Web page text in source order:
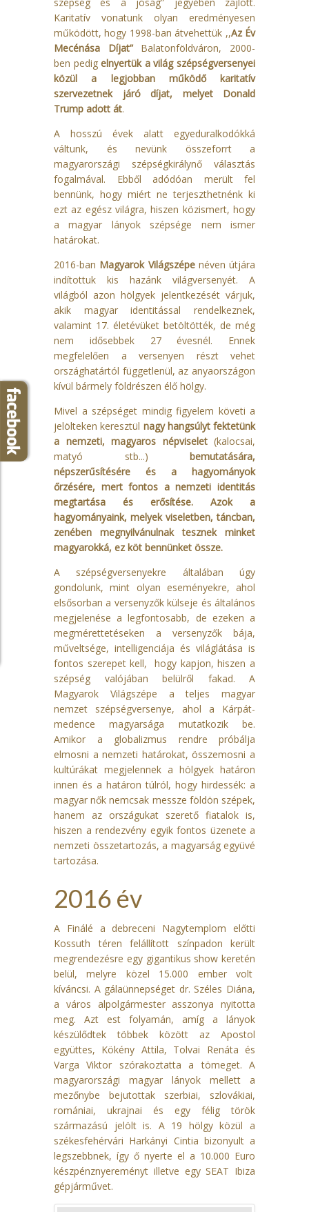
szépség és a jóság” jegyében zajlott.
Karitatív vonatunk olyan eredményesen
működött, hogy 1998-ban átvehettük ,,Az Év
Mecénása Díjat” Balatonföldváron, 2000-
ben pedigelnyertük a világ szépségversenyei
közül a legjobban működő karitatív
szervezetnek járó díjat, melyet Donald
Trump adott át.
A hosszú évek alatt egyeduralkodókká
váltunk, és nevünk összeforrt a
magyarországi szépségkirálynő választás
fogalmával. Ebből adódóan merült fel
bennünk, hogy miért ne terjeszthetnénk ki
ezt az egész világra, hiszen közismert, hogy
a magyar lányok szépsége nem ismer
határokat.
2016-ban Magyarok Világszépe néven útjára
indítottuk kis hazánk világversenyét. A
világból azon hölgyek jelentkezését várjuk,
akik magyar identitással rendelkeznek,
valamint 17. életévüket betöltötték, de még
nem idősebbek 27 évesnél. Ennek
megfelelően a versenyen részt vehet
országhatártól függetlenül, az anyaországon
kívül bármely földrészen élő hölgy.
Mivel a szépséget mindig figyelem követi a
jelölteken keresztül nagy hangsúlyt fektetünk
a nemzeti, magyaros népviselet (kalocsai,
matyó stb...) bemutatására,
népszerűsítésére és a hagyományok
őrzésére, mert fontos a nemzeti identitás
megtartása és erősítése. Azok a
hagyományaink, melyek viseletben, táncban,
zenében megnyilvánulnak tesznek minket
magyarokká, ez köt bennünket össze.
A szépségversenyekre általában úgy
gondolunk, mint olyan eseményekre, ahol
elsősorban a versenyzők külseje és általános
megjelenése a legfontosabb, de ezeken a
megmérettetéseken a versenyzők bája,
műveltsége, intelligenciája és világlátása is
fontos szerepet kell, hogy kapjon, hiszen a
szépség valójában belülről fakad. A
Magyarok Világszépe a teljes magyar
nemzet szépségversenye, ahol a Kárpát-
medence magyarsága mutatkozik be.
Amikor a globalizmus rendre próbálja
elmosni a nemzeti határokat, összemosni a
kultúrákat megjelennek a hölgyek határon
innen és a határon túlról, hogy hirdessék: a
magyar nők nemcsak messze földön szépek,
hanem az országukat szerető fiatalok is,
hiszen a rendezvény egyik fontos üzenete a
nemzeti összetartozás, a magyarság együvé
tartozása.
2016 év
A Finálé a debreceni Nagytemplom előtti
Kossuth téren felállított színpadon került
megrendezésre egy gigantikus show keretén
belül, melyre közel 15.000 ember volt
kíváncsi. A gálaünnepséget dr. Széles Diána,
a város alpolgármester asszonya nyitotta
meg. Azt est folyamán, amíg a lányok
készülődtek többek között az Apostol
együttes, Kökény Attila, Tolvai Renáta és
Varga Viktor szórakoztatta a tömeget. A
magyarországi magyar lányok mellett a
mezőnybe bejutottak szerbiai, szlovákiai,
romániai, ukrajnai és egy félig török
származású jelölt is. A 19 hölgy közül a
székesfehérvári Harkányi Cintia bizonyult a
legszebbnek, így ő nyerte el a 10.000 Euro
készpénznyereményt illetve egy SEAT Ibiza
gépjárművet.